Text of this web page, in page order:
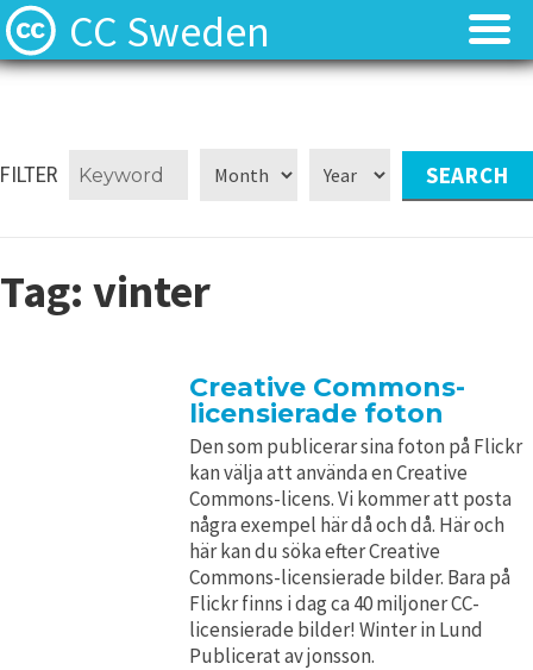
CC Sweden
FILTER
Tag: vinter
Creative Commons-
licensierade foton
Den som publicerar sina foton på Flickr
kan välja att använda en Creative
Commons-licens. Vi kommer att posta
några exempel här då och då. Här och
här kan du söka efter Creative
Commons-licensierade bilder. Bara på
Flickr finns i dag ca 40 miljoner CC-
licensierade bilder! Winter in Lund
Publicerat av jonsson.